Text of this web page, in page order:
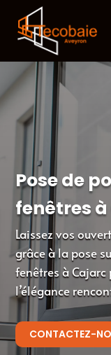
Pose de
fenêtres
Laissez vos
grâce à la pose
fenêtres à
l’élégance
CONTACTEZ-